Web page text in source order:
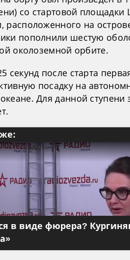
co стартовой площадки
расположенного на
пополнили шестую
околоземной орбите.
секунд после старта
посадку на
Для данной ступени
в виде фюрера?